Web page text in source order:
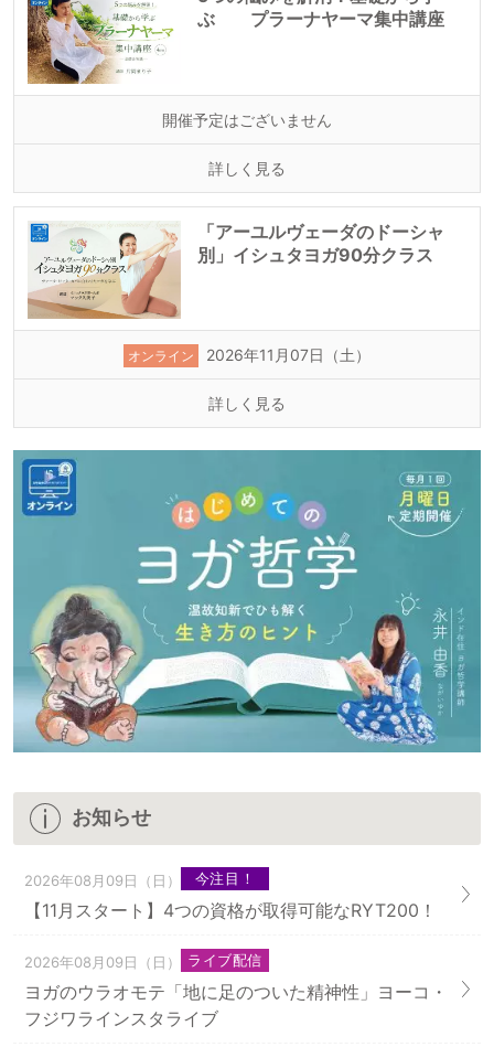
ぶ プラーナヤーマ集中講座
開催予定はございません
詳しく見る
「アーユルヴェーダのドーシャ
別」イシュタヨガ90分クラス
オンライン 2026年11月07日（土）
詳しく見る
お知らせ
2026年08月09日（日） 今注目！
【11月スタート】4つの資格が取得可能なRYT200！
2026年08月09日（日） ライブ配信
ヨガのウラオモテ「地に足のついた精神性」ヨーコ・
フジワラインスタライブ